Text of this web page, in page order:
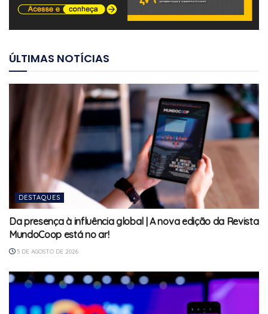
ÚLTIMAS NOTÍCIAS
DESTAQUES
Da presença à influência global | A nova edição da Revista
MundoCoop está no ar!
5 DE AGOSTO DE 2026